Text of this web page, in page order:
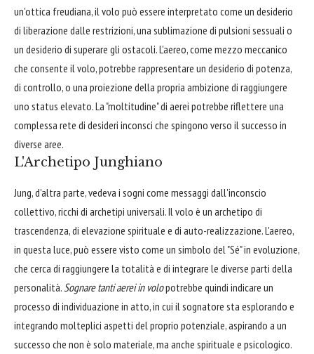
un'ottica freudiana, il volo può essere interpretato come un desiderio
di liberazione dalle restrizioni, una sublimazione di pulsioni sessuali o
un desiderio di superare gli ostacoli. L'aereo, come mezzo meccanico
che consente il volo, potrebbe rappresentare un desiderio di potenza,
di controllo, o una proiezione della propria ambizione di raggiungere
uno status elevato. La "moltitudine" di aerei potrebbe riflettere una
complessa rete di desideri inconsci che spingono verso il successo in
diverse aree.
L'Archetipo Junghiano
Jung, d'altra parte, vedeva i sogni come messaggi dall'inconscio
collettivo, ricchi di archetipi universali. Il volo è un archetipo di
trascendenza, di elevazione spirituale e di auto-realizzazione. L'aereo,
in questa luce, può essere visto come un simbolo del "Sé" in evoluzione,
che cerca di raggiungere la totalità e di integrare le diverse parti della
personalità.Sognare tanti aerei in volopotrebbe quindi indicare un
processo di individuazione in atto, in cui il sognatore sta esplorando e
integrando molteplici aspetti del proprio potenziale, aspirando a un
successo che non è solo materiale, ma anche spirituale e psicologico.